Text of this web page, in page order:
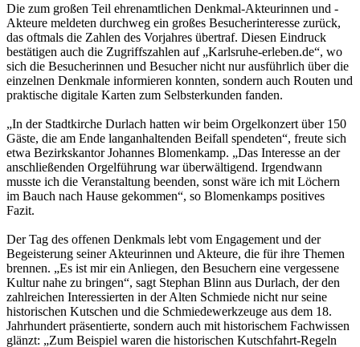
Die zum großen Teil ehrenamtlichen Denkmal-Akteurinnen und -
Akteure meldeten durchweg ein großes Besucherinteresse zurück,
das oftmals die Zahlen des Vorjahres übertraf. Diesen Eindruck
bestätigen auch die Zugriffszahlen auf „Karlsruhe-erleben.de“, wo
sich die Besucherinnen und Besucher nicht nur ausführlich über die
einzelnen Denkmale informieren konnten, sondern auch Routen und
praktische digitale Karten zum Selbsterkunden fanden.
„In der Stadtkirche Durlach hatten wir beim Orgelkonzert über 150
Gäste, die am Ende langanhaltenden Beifall spendeten“, freute sich
etwa Bezirkskantor Johannes Blomenkamp. „Das Interesse an der
anschließenden Orgelführung war überwältigend. Irgendwann
musste ich die Veranstaltung beenden, sonst wäre ich mit Löchern
im Bauch nach Hause gekommen“, so Blomenkamps positives
Fazit.
Der Tag des offenen Denkmals lebt vom Engagement und der
Begeisterung seiner Akteurinnen und Akteure, die für ihre Themen
brennen. „Es ist mir ein Anliegen, den Besuchern eine vergessene
Kultur nahe zu bringen“, sagt Stephan Blinn aus Durlach, der den
zahlreichen Interessierten in der Alten Schmiede nicht nur seine
historischen Kutschen und die Schmiedewerkzeuge aus dem 18.
Jahrhundert präsentierte, sondern auch mit historischem Fachwissen
glänzt: „Zum Beispiel waren die historischen Kutschfahrt-Regeln